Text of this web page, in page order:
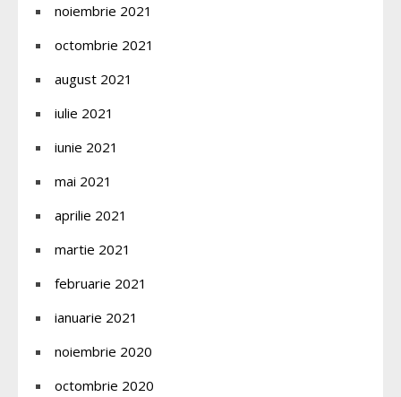
noiembrie 2021
octombrie 2021
august 2021
iulie 2021
iunie 2021
mai 2021
aprilie 2021
martie 2021
februarie 2021
ianuarie 2021
noiembrie 2020
octombrie 2020